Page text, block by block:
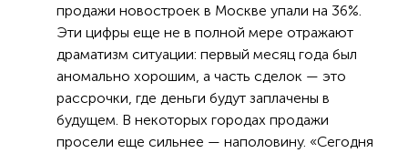
продажи новостроек в Москве упали на 36%.
Эти цифры еще не в полной мере отражают
драматизм ситуации: первый месяц года был
аномально хорошим, а часть сделок — это
рассрочки, где деньги будут заплачены в
будущем. В некоторых городах продажи
просели еще сильнее — наполовину. «Сегодня